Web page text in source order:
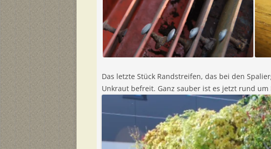
Das letzte Stück Randstreifen, das bei den
Unkraut befreit. Ganz sauber ist es jetzt rund um